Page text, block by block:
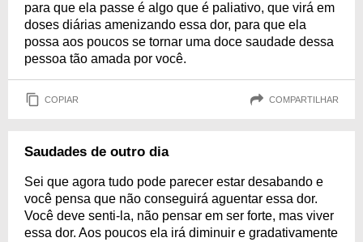
para que ela passe é algo que é paliativo, que virá em
doses diárias amenizando essa dor, para que ela
possa aos poucos se tornar uma doce saudade dessa
pessoa tão amada por você.
COPIAR COMPARTILHAR
Saudades de outro dia
Sei que agora tudo pode parecer estar desabando e
você pensa que não conseguirá aguentar essa dor.
Você deve senti-la, não pensar em ser forte, mas viver
essa dor. Aos poucos ela irá diminuir e gradativamente